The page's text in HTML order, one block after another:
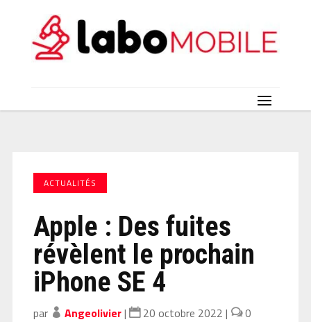
ACTUALITÉS
Apple : Des fuites
révèlent le prochain
iPhone SE 4
par Angeolivier| 20 octobre 2022 |
0